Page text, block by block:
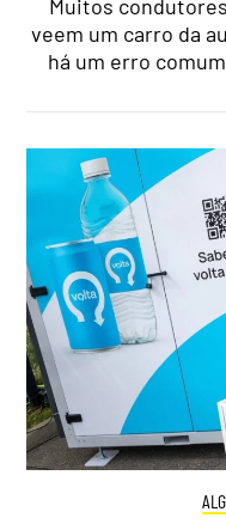
Muitos
veem um carro da
há um erro